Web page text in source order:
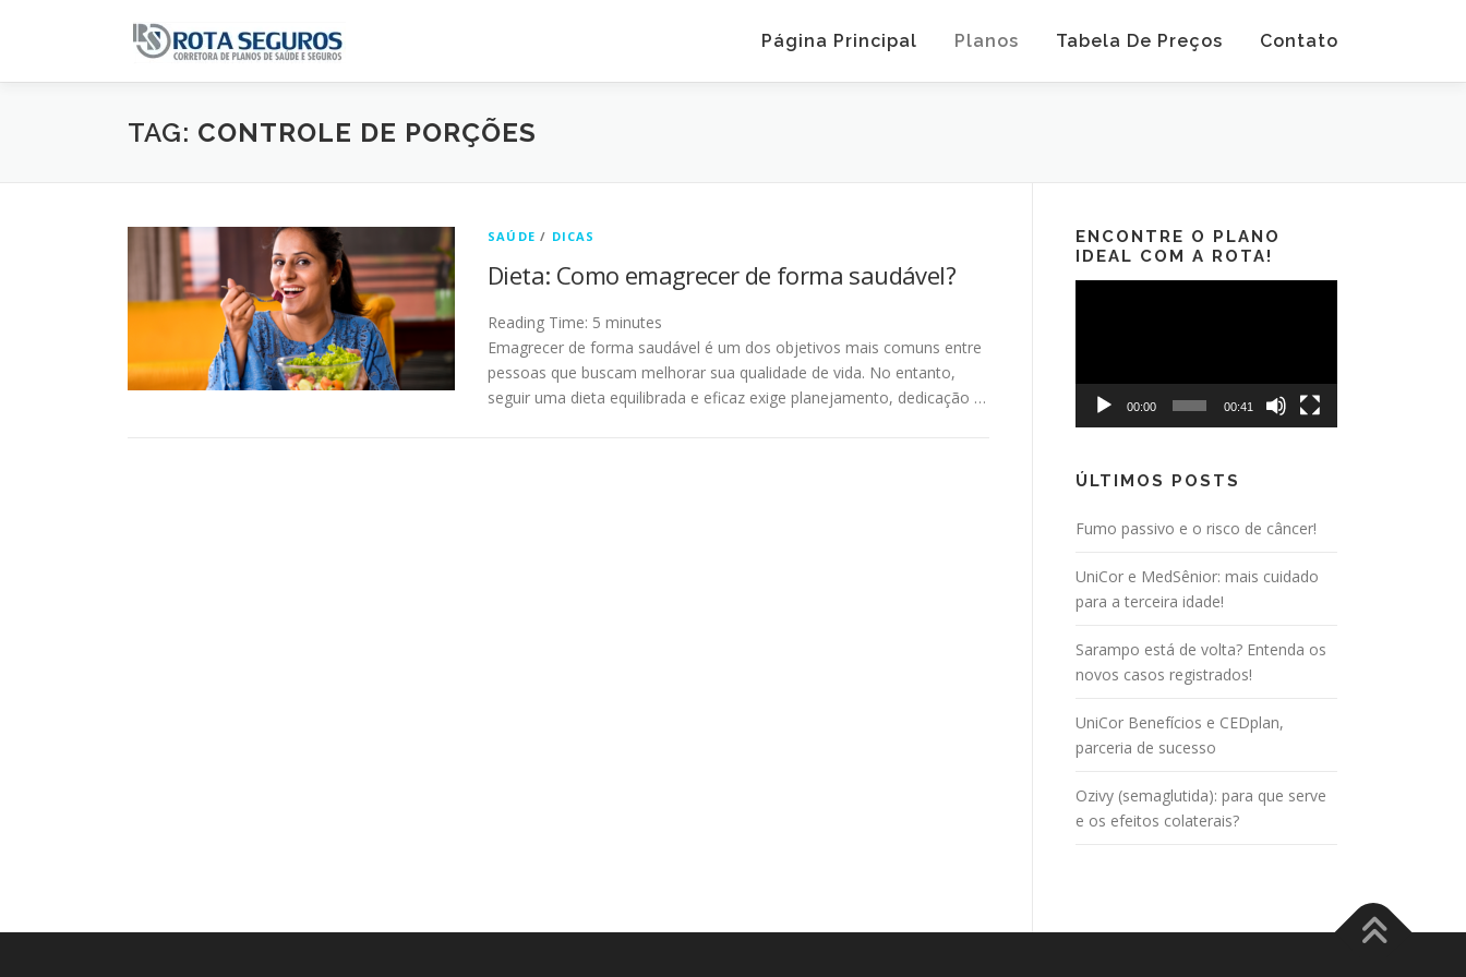
Página Principal
Planos Tabela De Preços Contato
TAG: CONTROLE DE PORÇÕES
SAÚDE / DICAS
Dieta: Como emagrecer de forma saudável?
Reading Time: 5 minutes
Emagrecer de forma saudável é um dos objetivos mais comuns entre
pessoas que buscam melhorar sua qualidade de vida. No entanto,
seguir uma dieta equilibrada e eficaz exige planejamento, dedicação …
ENCONTRE O PLANO
IDEAL COM A ROTA!
00:00 00:41
ÚLTIMOS POSTS
Fumo passivo e o risco de câncer!
UniCor e MedSênior: mais cuidado
para a terceira idade!
Sarampo está de volta? Entenda os
novos casos registrados!
UniCor Benefícios e CEDplan,
parceria de sucesso
Ozivy (semaglutida): para que serve
e os efeitos colaterais?